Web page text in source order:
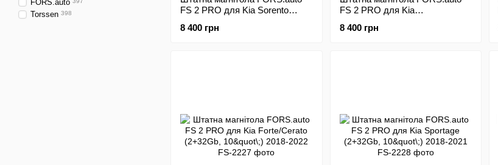
FS 2 PRO для Kia Sorento
8 400 грн
FS 2 PRO для Kia
2016-2018
8 400 грн
FORS.auto
Torssen 398